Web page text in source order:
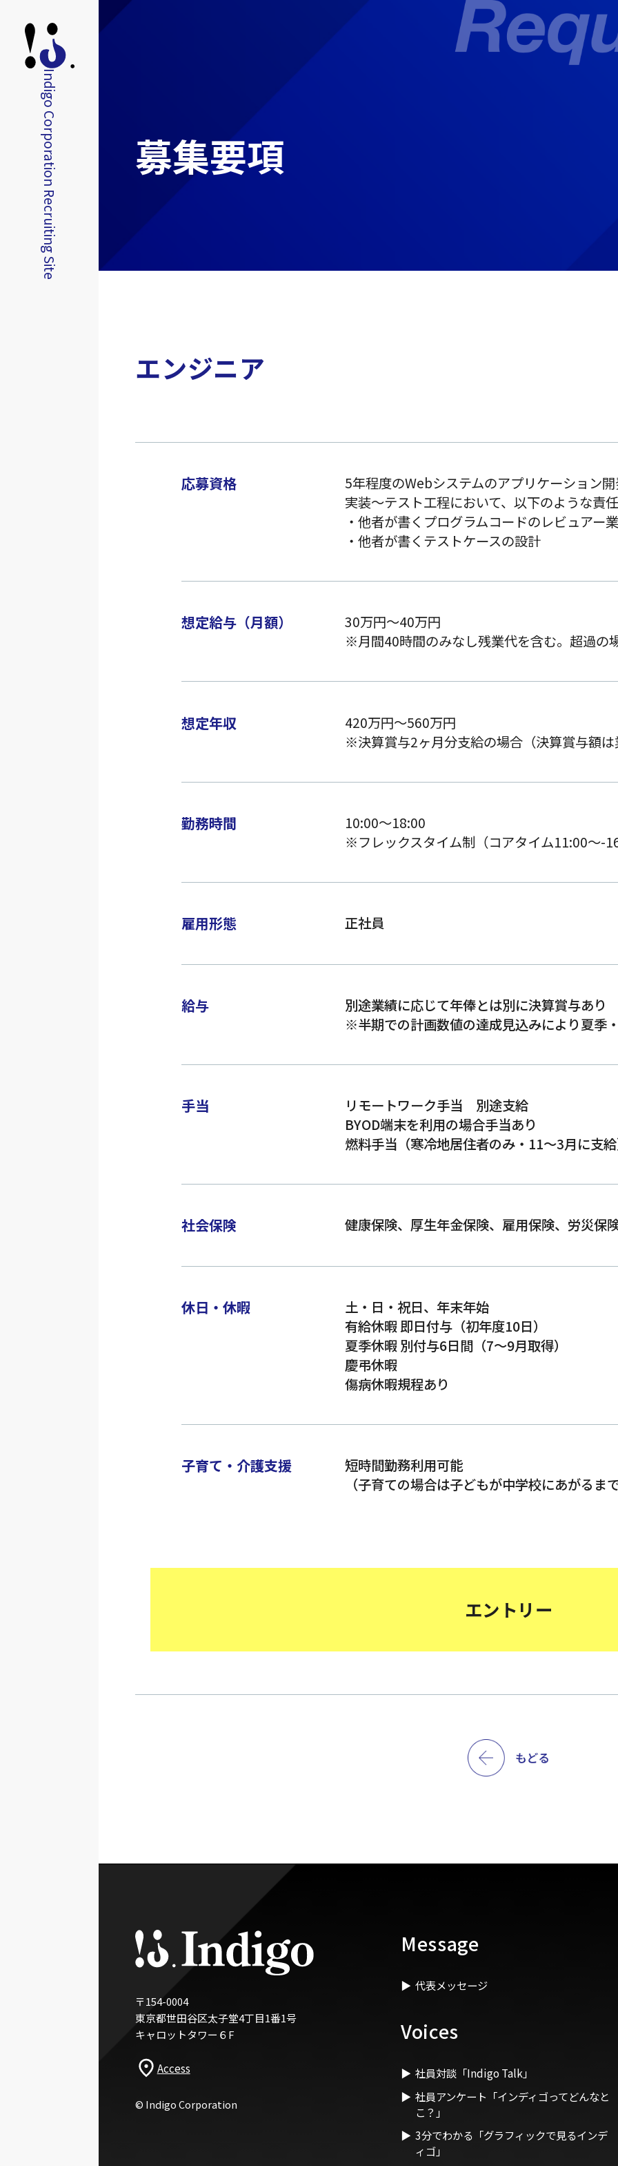
Indigo Corporation
Recruiting Site
募集要項
エンジニア
応募資格
5年程度のWebシステムのアプリケーション
実装～テスト工程において、以下のような責
・他者が書くプログラムコードのレビュアー
・他者が書くテストケースの設計
想定給与（月額）
30万円～40万円
※月間40時間のみなし残業代を含む。超過の
想定年収
420万円～560万円
※決算賞与2ヶ月分支給の場合（決算賞与額
勤務時間
10:00〜18:00
※フレックスタイム制（コアタイム11:00〜-
雇用形態 正社員
給与
別途業績に応じて年俸とは別に決算賞与あり
※半期での計画数値の達成見込みにより夏季
手当
リモートワーク手当 別途支給
BYOD端末を利用の場合手当あり
燃料手当（寒冷地居住者のみ・11〜3月に支
社会保険 健康保険、厚生年金保険、雇用保険、労災保
休日・休暇
土・日・祝日、年末年始
有給休暇 即日付与（初年度10日）
夏季休暇 別付与6日間（7〜9月取得）
慶弔休暇
傷病休暇規程あり
子育て・介護支援
短時間勤務利用可能
（子育ての場合は子どもが中学校にあがるま
エントリー
〒154-0004
東京都世田谷区太子堂4丁目1番1号
キャロットタワー６F
Access
©︎ Indigo Corporation
Message
代表メッセージ
Voices
社員対談「Indigo Talk」
社員アンケート「インディゴってどんなと
こ？」
3分でわかる「グラフィックで見るインデ
ィゴ」